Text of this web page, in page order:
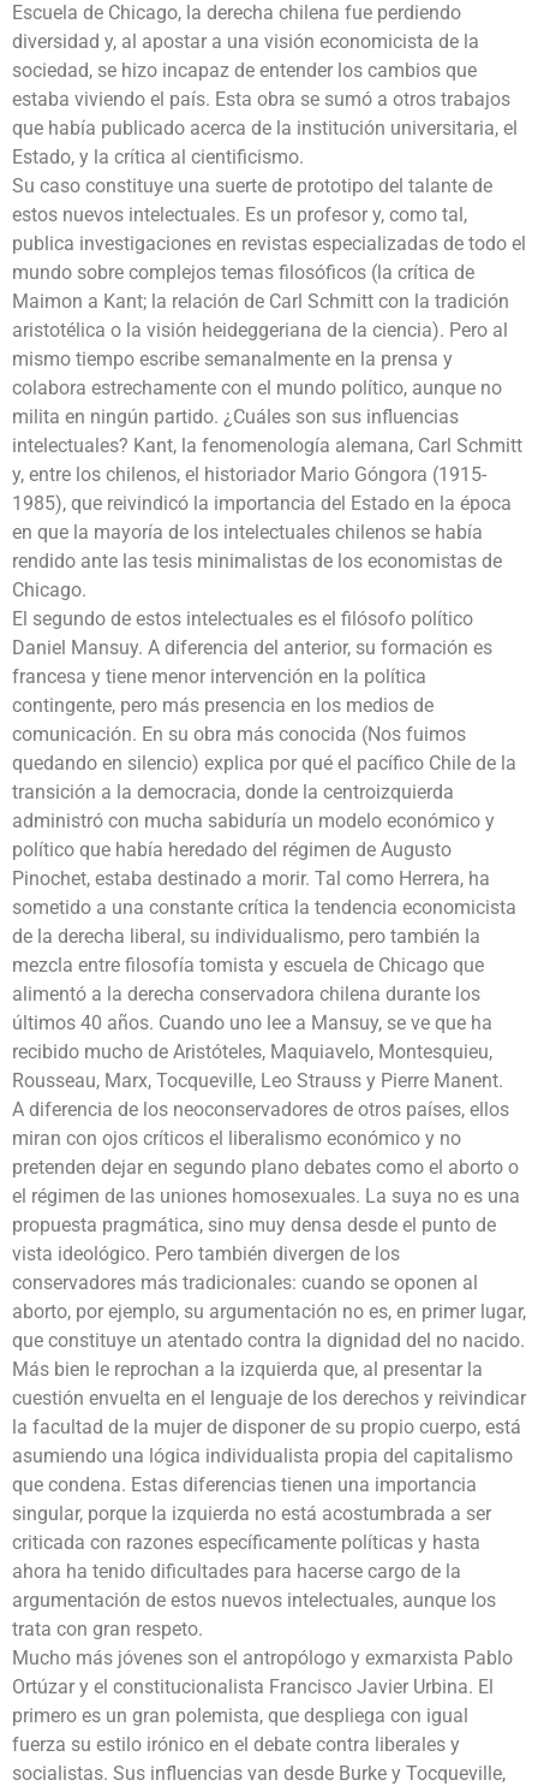
Escuela de Chicago, la derecha chilena fue perdiendo
diversidad y, al apostar a una visión economicista de la
sociedad, se hizo incapaz de entender los cambios que
estaba viviendo el país. Esta obra se sumó a otros trabajos
que había publicado acerca de la institución universitaria, el
Estado, y la crítica al cientificismo.
Su caso constituye una suerte de prototipo del talante de
estos nuevos intelectuales. Es un profesor y, como tal,
publica investigaciones en revistas especializadas de todo el
mundo sobre complejos temas filosóficos (la crítica de
Maimon a Kant; la relación de Carl Schmitt con la tradición
aristotélica o la visión heideggeriana de la ciencia). Pero al
mismo tiempo escribe semanalmente en la prensa y
colabora estrechamente con el mundo político, aunque no
milita en ningún partido. ¿Cuáles son sus influencias
intelectuales? Kant, la fenomenología alemana, Carl Schmitt
y, entre los chilenos, el historiador Mario Góngora (1915-
1985), que reivindicó la importancia del Estado en la época
en que la mayoría de los intelectuales chilenos se había
rendido ante las tesis minimalistas de los economistas de
Chicago.
El segundo de estos intelectuales es el filósofo político
Daniel Mansuy. A diferencia del anterior, su formación es
francesa y tiene menor intervención en la política
contingente, pero más presencia en los medios de
comunicación. En su obra más conocida (Nos fuimos
quedando en silencio) explica por qué el pacífico Chile de la
transición a la democracia, donde la centroizquierda
administró con mucha sabiduría un modelo económico y
político que había heredado del régimen de Augusto
Pinochet, estaba destinado a morir. Tal como Herrera, ha
sometido a una constante crítica la tendencia economicista
de la derecha liberal, su individualismo, pero también la
mezcla entre filosofía tomista y escuela de Chicago que
alimentó a la derecha conservadora chilena durante los
últimos 40 años. Cuando uno lee a Mansuy, se ve que ha
recibido mucho de Aristóteles, Maquiavelo, Montesquieu,
Rousseau, Marx, Tocqueville, Leo Strauss y Pierre Manent.
A diferencia de los neoconservadores de otros países, ellos
miran con ojos críticos el liberalismo económico y no
pretenden dejar en segundo plano debates como el aborto o
el régimen de las uniones homosexuales. La suya no es una
propuesta pragmática, sino muy densa desde el punto de
vista ideológico. Pero también divergen de los
conservadores más tradicionales: cuando se oponen al
aborto, por ejemplo, su argumentación no es, en primer lugar,
que constituye un atentado contra la dignidad del no nacido.
Más bien le reprochan a la izquierda que, al presentar la
cuestión envuelta en el lenguaje de los derechos y reivindicar
la facultad de la mujer de disponer de su propio cuerpo, está
asumiendo una lógica individualista propia del capitalismo
que condena. Estas diferencias tienen una importancia
singular, porque la izquierda no está acostumbrada a ser
criticada con razones específicamente políticas y hasta
ahora ha tenido dificultades para hacerse cargo de la
argumentación de estos nuevos intelectuales, aunque los
trata con gran respeto.
Mucho más jóvenes son el antropólogo y exmarxista Pablo
Ortúzar y el constitucionalista Francisco Javier Urbina. El
primero es un gran polemista, que despliega con igual
fuerza su estilo irónico en el debate contra liberales y
socialistas. Sus influencias van desde Burke y Tocqueville,